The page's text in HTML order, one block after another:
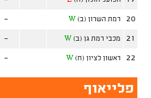
20 רמת השרון (ב) W
-
21 מכבי רמת גן (ב) W
-
22 ראשון לציון (ח) W
-
פלייאוף